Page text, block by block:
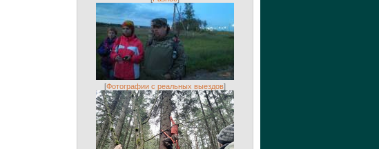
[Фотографии с реальных выездов]